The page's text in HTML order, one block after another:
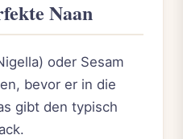
Naan
oder Sesam
bevor er in die
gibt den typisch